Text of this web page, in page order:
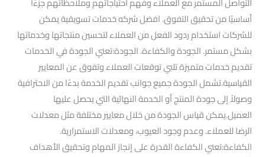
أساسيًا من تحقيق التفوق. افضل شركه خدمات تسويقية يمكن
للشركات استخدام ردود الفعل من العملاء لتحسين منتجاتها وخدماتها
بشكل مستمر. الجودة والكفاءة. الجودة:تعني الجودة في الخدمات
تقديم خدمات متميزة تلبي توقعات العملاء وتفوق عن المعايير
القياسية.تشمل الجودة جميع جوانب تقديم الخدمة بدءًا من الاحترافية
وصولاً إلى جودة المنتج أو الخدمة النهائية التي يحصل عليها
العميل.يمكن قياس الجودة من خلال معايير مختلفة مثل معدلات
الرضا للعملاء. وعدم وجود العيوب، ومعدلات الاستمرارية.
الكفاءة:تعني الكفاءة القدرة على إنجاز المهام وتحقيق الأهداف